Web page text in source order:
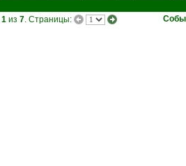
1 из 7. Страницы: